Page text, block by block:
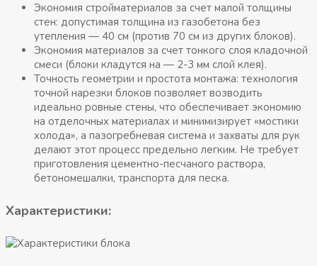
Экономия стройматериалов за счет малой толщины
стен: допустимая толщина из газобетона без
утепления — 40 см (против 70 см из других блоков).
Экономия материалов за счет тонкого слоя кладочной
смеси (блоки кладутся на — 2-3 мм слой клея).
Точность геометрии и простота монтажа: технология
точной нарезки блоков позволяет возводить
идеально ровные стены, что обеспечивает экономию
на отделочных материалах и минимизирует «мостики
холода», а пазогребневая система и захваты для рук
делают этот процесс предельно легким. Не требует
приготовления цементно-песчаного раствора,
бетономешалки, транспорта для песка.
Характеристики: